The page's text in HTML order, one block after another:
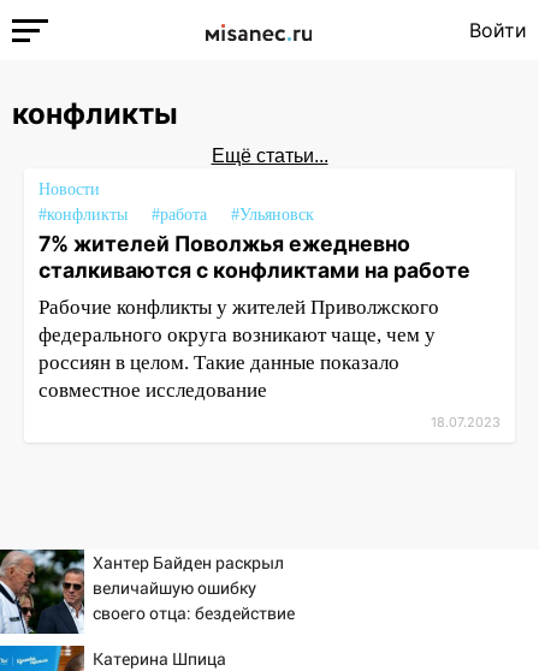
Войти
конфликты
Ещё статьи...
Новости
#конфликты
#работа #Ульяновск
7% жителей Поволжья ежедневно
сталкиваются с конфликтами на работе
Рабочие конфликты у жителей Приволжского
федерального округа возникают чаще, чем у
россиян в целом. Такие данные показало
совместное исследование
18.07.2023
Хантер Байден раскрыл
величайшую ошибку
своего отца: бездействие
Катерина Шпица